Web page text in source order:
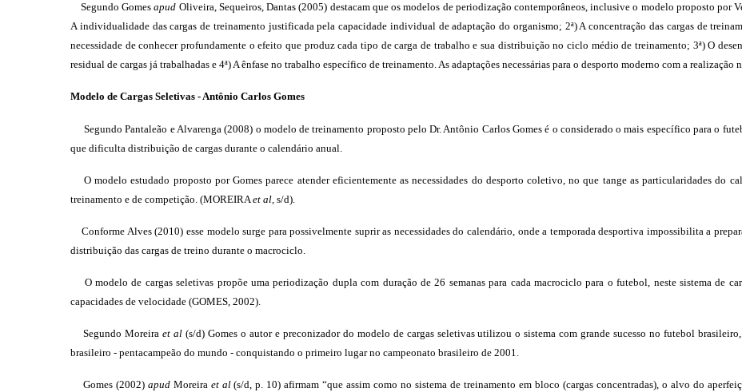
Segundo Gomesapud Oliveira, Sequeiros, Dantas (2005) destacam que os modelos de periodização contemporâneos, inclusive o modelo proposto por
A individualidade das cargas de treinamento justificada pela capacidade individual de adaptação do organismo; 2ª) A concentração das cargas de
necessidade de conhecer profundamente o efeito que produz cada tipo de carga de trabalho e sua distribuição no ciclo médio de treinamento; 3ª) O
residual de cargas já trabalhadas e 4ª) A ênfase no trabalho específico de treinamento. As adaptações necessárias para o desporto moderno com a realização
Modelo de Cargas Seletivas - Antônio Carlos Gomes
Segundo Pantaleão e Alvarenga (2008) o modelo de treinamento proposto pelo Dr. Antônio Carlos Gomes é o considerado o mais específico para o
que dificulta distribuição de cargas durante o calendário anual.
O modelo estudado proposto por Gomes parece atender eficientemente as necessidades do desporto coletivo, no que tange as particularidades do
treinamento e de competição. (MOREIRAet al, s/d).
Conforme Alves (2010) esse modelo surge para possivelmente suprir as necessidades do calendário, onde a temporada desportiva impossibilita a
distribuição das cargas de treino durante o macrociclo.
O modelo de cargas seletivas propõe uma periodização dupla com duração de 26 semanas para cada macrociclo para o futebol, neste sistema de
capacidades de velocidade (GOMES, 2002).
Segundo Moreira et al(s/d) Gomes o autor e preconizador do modelo de cargas seletivas utilizou o sistema com grande sucesso no futebol
brasileiro - pentacampeão do mundo - conquistando o primeiro lugar no campeonato brasileiro de 2001.
Gomes (2002) apudMoreira et al(s/d, p. 10) afirmam “que assim como no sistema de treinamento em bloco (cargas concentradas), o alvo do